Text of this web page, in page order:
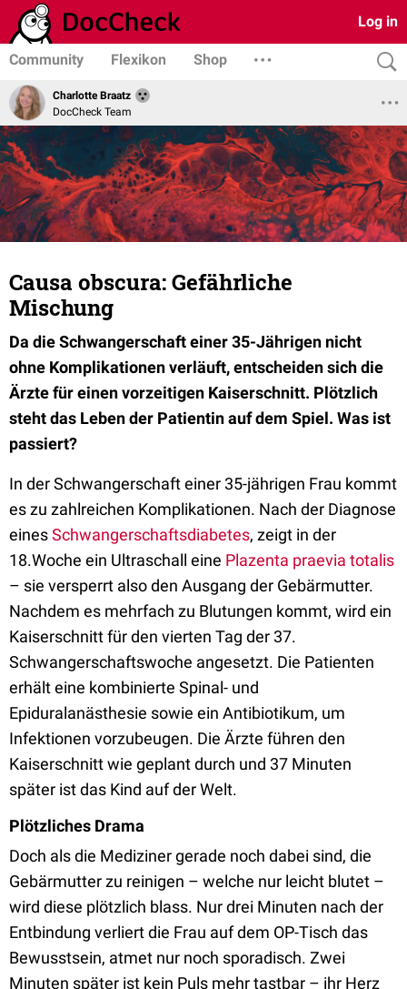
Log in
Community Flexikon Shop
Charlotte Braatz
DocCheck Team
Causa obscura: Gefährliche
Mischung
Da die Schwangerschaft einer 35-Jährigen nicht
ohne Komplikationen verläuft, entscheiden sich die
Ärzte für einen vorzeitigen Kaiserschnitt. Plötzlich
steht das Leben der Patientin auf dem Spiel. Was ist
passiert?
In der Schwangerschaft einer 35-jährigen Frau kommt
es zu zahlreichen Komplikationen. Nach der Diagnose
einesSchwangerschaftsdiabetes, zeigt in der
18.Woche ein Ultraschall eine Plazenta praevia totalis
– sie versperrt also den Ausgang der Gebärmutter.
Nachdem es mehrfach zu Blutungen kommt, wird ein
Kaiserschnitt für den vierten Tag der 37.
Schwangerschaftswoche angesetzt. Die Patienten
erhält eine kombinierte Spinal- und
Epiduralanästhesie sowie ein Antibiotikum, um
Infektionen vorzubeugen. Die Ärzte führen den
Kaiserschnitt wie geplant durch und 37 Minuten
später ist das Kind auf der Welt.
Plötzliches Drama
Doch als die Mediziner gerade noch dabei sind, die
Gebärmutter zu reinigen – welche nur leicht blutet –
wird diese plötzlich blass. Nur drei Minuten nach der
Entbindung verliert die Frau auf dem OP-Tisch das
Bewusstsein, atmet nur noch sporadisch. Zwei
Minuten später ist kein Puls mehr tastbar – ihr Herz